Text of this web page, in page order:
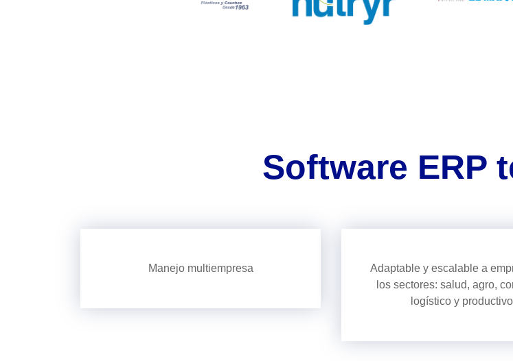
Software ERP
Manejo multiempresa
Adaptable y escalable a
los sectores: salud, agro,
logístico y productivo